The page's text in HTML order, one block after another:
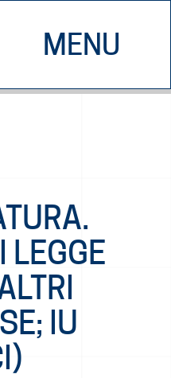
MENU
CHI SIAMO
LEGGE
IU